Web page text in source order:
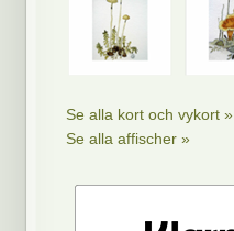
Se alla kort och vykort »
Se alla affischer »